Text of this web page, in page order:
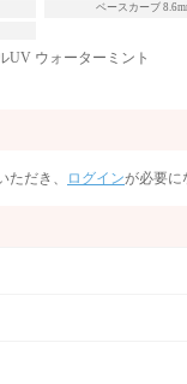
ベースカーブ
UV ウォーターミント
ただき、 ログインが必要に